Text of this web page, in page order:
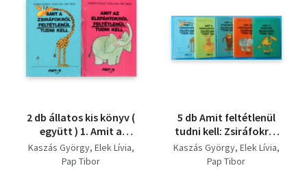
2 db állatos kis könyv (
együtt ) 1. Amit a
zsiráfokról feltétlenül
tudni kell, 2. Amit az
Kaszás György Elek Lívia
Pap Tibor
5 db Amit feltétlenül
tudni kell: Zsiráfokról
+ Kengurukról +
Tigrisekről +
Kaszás György Elek Lívia
Pap Tibor